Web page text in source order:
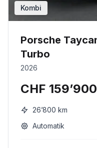
Kombi
Porsche
Turbo
2026
CHF 159’900
26’800 km
Automatik